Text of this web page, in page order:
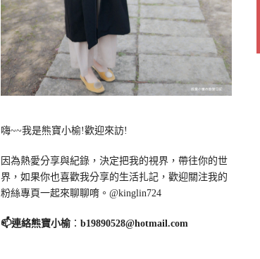
嗨~~我是熊寶小榆!歡迎來訪!
因為熱愛分享與紀錄，決定把我的視界，帶往你的世
界，如果你也喜歡我分享的生活扎記，歡迎關注我的
粉絲專頁一起來聊聊唷。@kinglin724
📫連絡熊寶小榆： b19890528@hotmail.com